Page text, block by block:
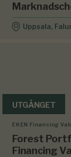
Uppsala,
UTGÅNGET
EKEN Financing
Forest
Financing